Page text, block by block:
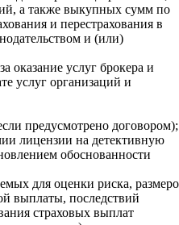
а также выкупных сумм по
и перестрахования в
и (или)
оказание услуг брокера и
услуг организаций и
предусмотрено договором);
лицензии на детективную
обоснованности
для оценки риска,
выплаты, последствий
страховых выплат